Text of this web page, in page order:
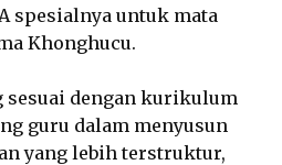
spesialnya untuk mata
Khonghucu.
dengan kurikulum
guru dalam menyusun
yang lebih terstruktur,